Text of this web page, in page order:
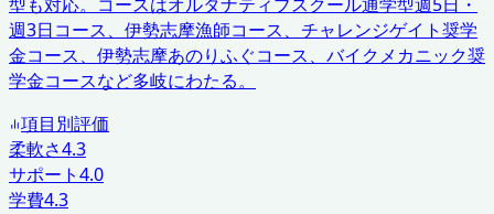
週3日コース、伊勢志摩漁師コース、チャレンジゲイト奨学
金コース、伊勢志摩あのりふぐコース、バイクメカニック奨
学金コースなど多岐にわたる。
項目別評価
柔軟さ4.3
サポート4.0
学費4.3